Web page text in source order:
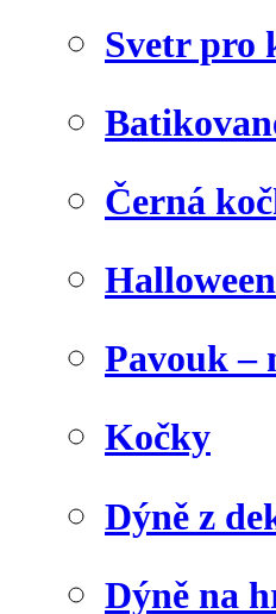
Svetr pro
Černá
Pavouk –
Kočky
Dýně z
Dýně na